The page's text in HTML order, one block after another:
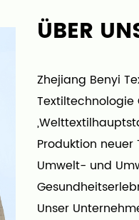
ÜBER
Zhejiang Benyi
Textiltechnologie
Produktion
Umwelt- und
Unser